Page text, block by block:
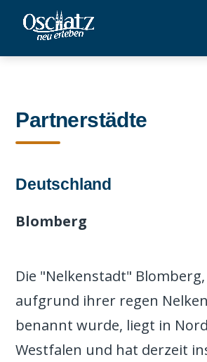
Partnerstädte
Deutschland
Blomberg
Die "Nelkenstadt"
aufgrund ihrer regen
benannt wurde, liegt in
Westfalen und hat derzeit